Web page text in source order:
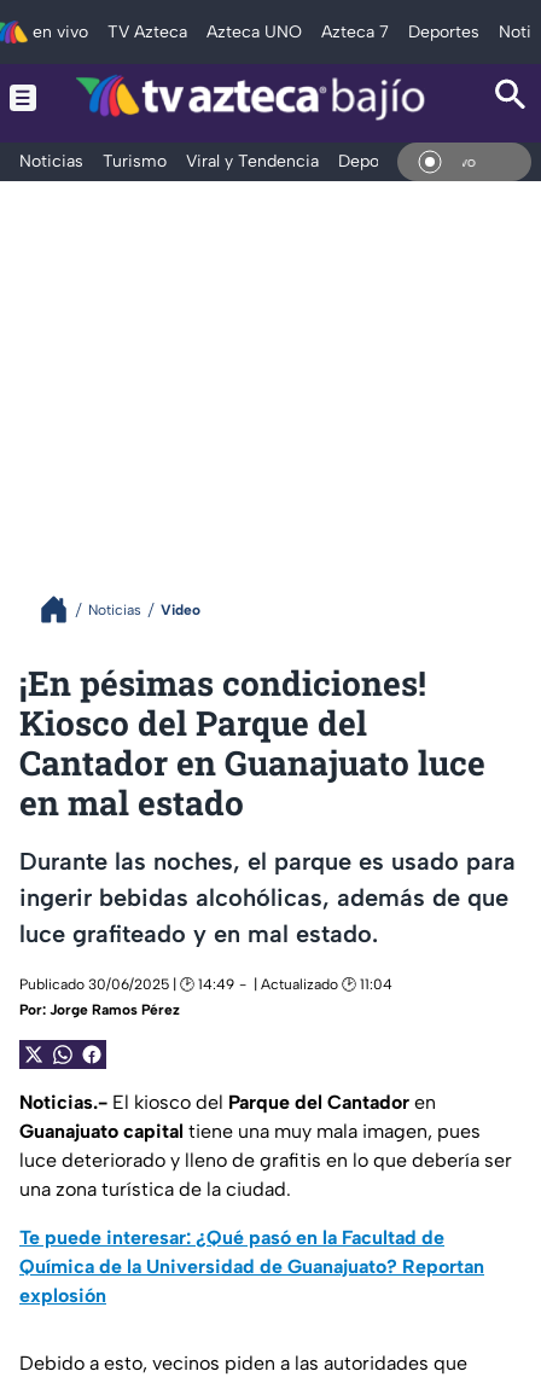
en vivo TV Azteca Azteca UNO Azteca 7 Deportes
Noticias Turismo Viral y Tendencia Deportes Espectáculos
En
Noticias Video
¡En pésimas condiciones!
Kiosco del Parque del
Cantador en Guanajuato luce
en mal estado
Durante las noches, el parque es usado para
ingerir bebidas alcohólicas, además de que
luce grafiteado y en mal estado.
Publicado 30/06/2025 | 🕑 14:49
| Actualizado 🕑 11:04
Por: Jorge Ramos Pérez
Noticias.- El kiosco del Parque del Cantador en
Guanajuato capital tiene una muy mala imagen, pues
luce deteriorado y lleno de grafitis en lo que debería ser
una zona turística de la ciudad.
Te puede interesar: ¿Qué pasó en la Facultad de
Química de la Universidad de Guanajuato? Reportan
explosión
Debido a esto, vecinos piden a las autoridades que